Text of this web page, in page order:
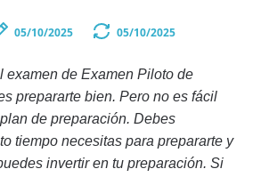
05/10/2025 05/10/2025
examen de Examen Piloto de
prepararte bien. Pero no es fácil
de preparación. Debes
tiempo necesitas para prepararte y
invertir en tu preparación. Si